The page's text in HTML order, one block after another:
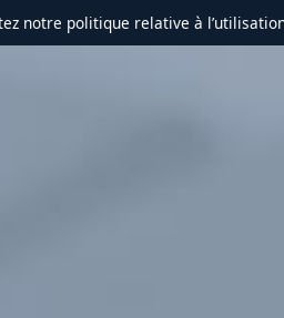
notre politique relative à